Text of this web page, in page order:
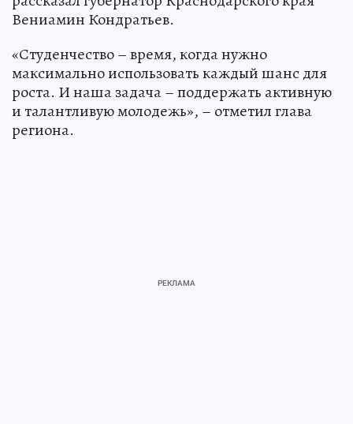
Вениамин Кондратьев.
«Студенчество – время, когда нужно
максимально использовать каждый шанс для
роста. И наша задача – поддержать активную
и талантливую молодежь», – отметил глава
региона.